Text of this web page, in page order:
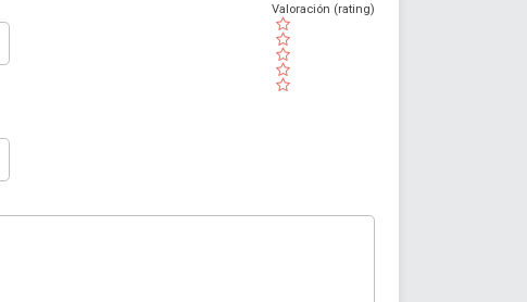
( )
( )
( )
( )
( )
Valoración (rating)